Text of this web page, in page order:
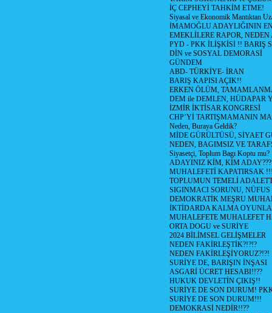
İÇ CEPHEYİ TAHKİM ETME!
Siyasal ve Ekonomik Mantıktan
İMAMOĞLU ADAYLIĞININ
EMEKLİLERE RAPOR,
PYD - PKK İLİŞKİSİ !! BARIŞ
DİN ve SOSYAL DEMORASİ
GÜNDEM
ABD- TÜRKİYE- İRAN
BARIŞ KAPISI AÇIK!!
ERKEN ÖLÜM,
DEM ile DEMLEN, HÜDAPAR
İZMİR İKTİSAR KONGRESİ
CHP’Yİ TARTIŞMAMANIN
Neden, Buraya Geldik?
MİDE GÜRÜLTÜSÜ, SİYAET
NEDEN, BAGIMSIZ VE
Siyasetçi, Toplum Bagı Koptu mu?
ADAYINIZ KİM, KİM ADAY???
MUHALEFETİ KAPATIRSAK
TOPLUMUN TEMELİ
SIGINMACI SORUNU,
DEMOKRATİK MEŞRU
İKTİDARDA KALMA
MUHALEFETE MUHALEFET
ORTA DOGU ve SURİYE
2024 BİLİMSEL GELİŞMELER
NEDEN FAKİRLEŞTİK?!?!?
NEDEN FAKİRLEŞİYORUZ?!?!
SURİYE DE, BARIŞIN İNŞASI
ASGARİ ÜCRET HESABI!!??
HUKUK DEVLETİN ÇIKIŞ!!
SURİYE DE SON DURUM!
SURİYE DE SON DURUM!!!
DEMOKRASİ NEDİR!!??